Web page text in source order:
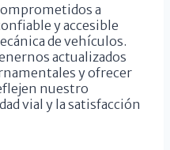
a
y accesible
de vehículos.
actualizados
y ofrecer
nuestro
vial y la satisfacción